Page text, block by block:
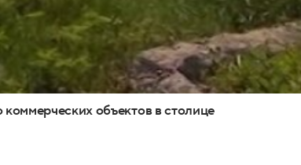
объектов в столице